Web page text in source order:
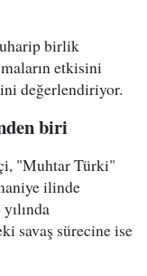
birlik
etkisini
değerlendiriyor.
biri
"Muhtar Türki"
ilinde
savaş sürecine ise